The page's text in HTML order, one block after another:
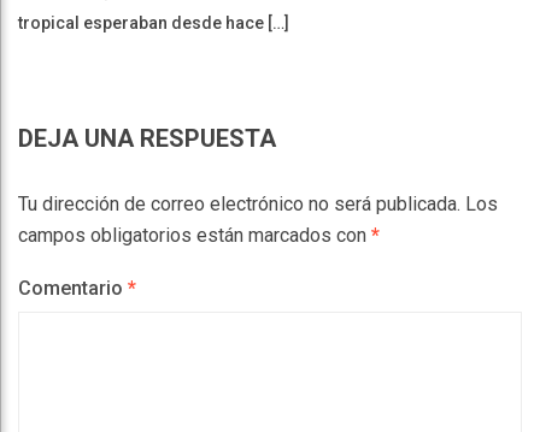
tropical esperaban desde hace […]
DEJA UNA RESPUESTA
Tu dirección de correo electrónico no será publicada. Los
campos obligatorios están marcados con *
Comentario *